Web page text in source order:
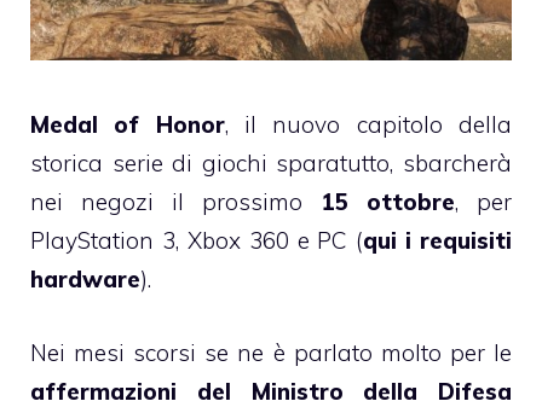
Medal of Honor, il nuovo capitolo della
storica serie di giochi sparatutto, sbarcherà
nei negozi il prossimo 15 ottobre, per
PlayStation 3, Xbox 360 e PC (qui i requisiti
hardware).
Nei mesi scorsi se ne è parlato molto per le
affermazioni del Ministro della Difesa